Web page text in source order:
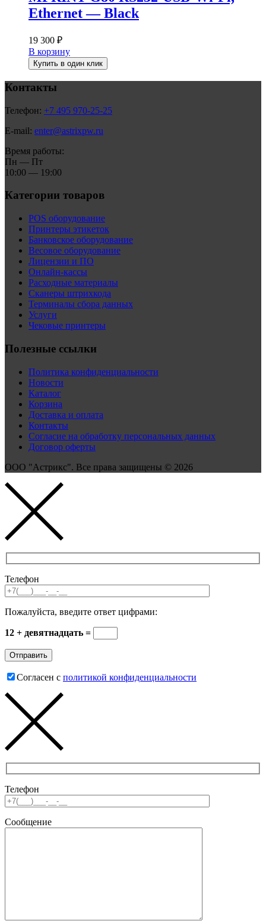
Ethernet — Black
19 300 ₽
В корзину
Купить в один клик
Контакты
Телефон: +7 495 970-25-25
E-mail: enter@astrixpw.ru
Время работы:
Пн — Пт
10:00 — 19:00
Категории товаров
POS оборудование
Принтеры этикеток
Банковское оборудование
Весовое оборудование
Лицензии и ПО
Онлайн-кассы
Расходные материалы
Сканеры штрихкода
Терминалы сбора данных
Услуги
Чековые принтеры
Полезные ссылки
Политика конфиденциальности
Новости
Каталог
Корзина
Доставка и оплата
Контакты
Согласие на обработку персональных данных
Договор оферты
ООО "Астрикс". Все права защищены © 2026
Телефон
Пожалуйста, введите ответ цифрами:
12 + девятнадцать =
Согласен с политикой конфиденциальности
Телефон
Сообщение